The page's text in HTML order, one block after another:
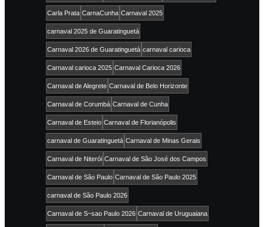
Carla Prata CarnaCunha Carnaval 2025
carnaval 2025 de Guaratinguetá
Carnaval 2026 de Guaratinguetá carnaval carioca
Carnaval carioca 2025 Carnaval Carioca 2026
Carnaval de Alegrete Carnaval de Belo Horizonte
Carnaval de Corumbá Carnaval de Cunha
Carnaval de Esteio Carnaval de Florianópolis
carnaval de Guaratinguetá Carnaval de Minas Gerais
Carnaval de Niterói Carnaval de São José dos Campos
Carnaval de São Paulo Carnaval de São Paulo 2025
carnaval de São Paulo 2026
Carnaval de S~sao Paulo 2026 Carnaval de Uruguaiana